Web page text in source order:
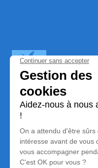
Pompes
Nos équipes vous
perpétuer son
avec dignité dans son
Notre agence
Pompes Funèbres